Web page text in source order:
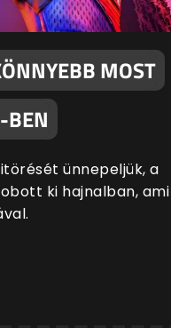
MOST
BEN
ünnepeljük, a
ki hajnalban, ami